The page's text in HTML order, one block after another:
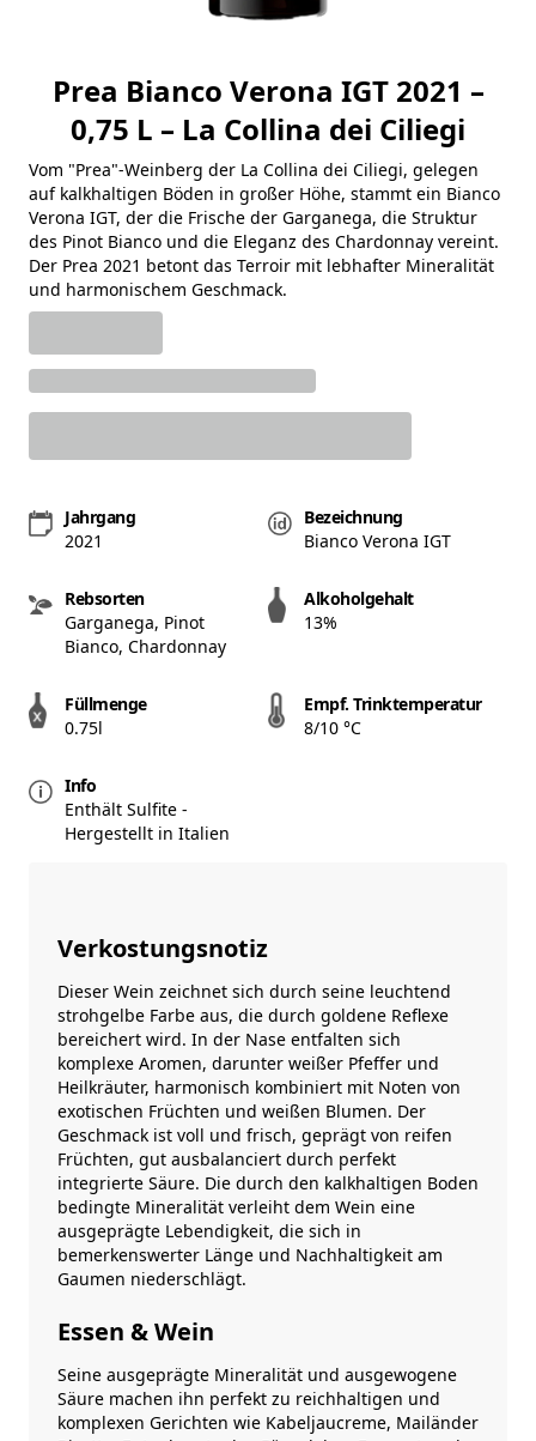
Prea Bianco Verona IGT 2021 –
0,75 L – La Collina dei Ciliegi
Vom "Prea"-Weinberg der La Collina dei Ciliegi, gelegen
auf kalkhaltigen Böden in großer Höhe, stammt ein Bianco
Verona IGT, der die Frische der Garganega, die Struktur
des Pinot Bianco und die Eleganz des Chardonnay vereint.
Der Prea 2021 betont das Terroir mit lebhafter Mineralität
und harmonischem Geschmack.
Jahrgang
2021
Bezeichnung
Bianco Verona IGT
Rebsorten
Garganega, Pinot
Bianco, Chardonnay
Alkoholgehalt
13%
Füllmenge
0.75l
Empf. Trinktemperatur
8/10 °C
Info
Enthält Sulfite -
Hergestellt in Italien
Verkostungsnotiz
Dieser Wein zeichnet sich durch seine leuchtend
strohgelbe Farbe aus, die durch goldene Reflexe
bereichert wird. In der Nase entfalten sich
komplexe Aromen, darunter weißer Pfeffer und
Heilkräuter, harmonisch kombiniert mit Noten von
exotischen Früchten und weißen Blumen. Der
Geschmack ist voll und frisch, geprägt von reifen
Früchten, gut ausbalanciert durch perfekt
integrierte Säure. Die durch den kalkhaltigen Boden
bedingte Mineralität verleiht dem Wein eine
ausgeprägte Lebendigkeit, die sich in
bemerkenswerter Länge und Nachhaltigkeit am
Gaumen niederschlägt.
Essen & Wein
Seine ausgeprägte Mineralität und ausgewogene
Säure machen ihn perfekt zu reichhaltigen und
komplexen Gerichten wie Kabeljaucreme, Mailänder